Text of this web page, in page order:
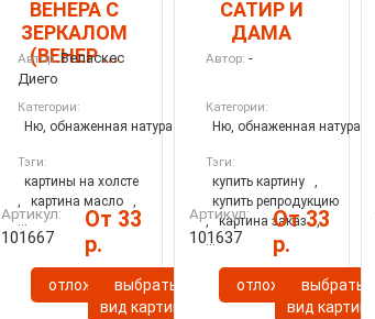
ВЕНЕРА С
ЗЕРКАЛОМ
(ВЕНЕР ...
Автор: Веласкес
Диего
Категории:
Ню, обнаженная натура
Тэги:
картины на холсте
,
картина масло
,
...
Артикул:
101667
От 33
р.
отложитьвыбрать
вид картины
САТИР И
ДАМА
Автор: -
Категории:
Ню, обнаженная натура
Тэги:
купить картину
,
купить репродукцию
, картина заказ ,
...
Артикул:
101637
От 33
р.
отложитьвыбрать
вид картины